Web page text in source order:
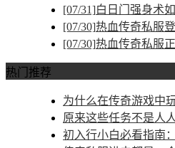
[07/31]白日门强身术
[07/30]热血传奇私服
[07/30]热血传奇私服
热门推荐
为什么在传奇游戏中
原来这些任务不是人
初入行小白必看指南